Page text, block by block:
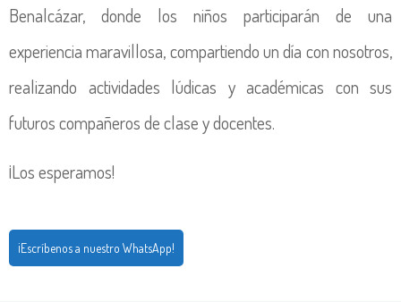
Benalcázar, donde los niños participarán de una
experiencia maravillosa, compartiendo un día con nosotros,
realizando actividades lúdicas y académicas con sus
futuros compañeros de clase y docentes.
¡Los esperamos!
¡Escríbenos a nuestro WhatsApp!